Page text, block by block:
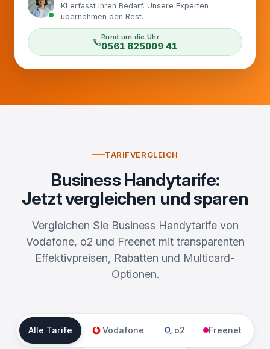
KI erfasst Ihren Bedarf. Unsere Experten
übernehmen den Rest.
Rund um die Uhr
0561 825009 41
TARIFVERGLEICH
Business Handytarife:
Jetzt vergleichen und sparen
Vergleichen Sie Business Handytarife von
Vodafone, o2 und Freenet mit transparenten
Effektivpreisen, Rabatten und Multicard-
Optionen.
Alle Tarife Vodafone o2 Freenet